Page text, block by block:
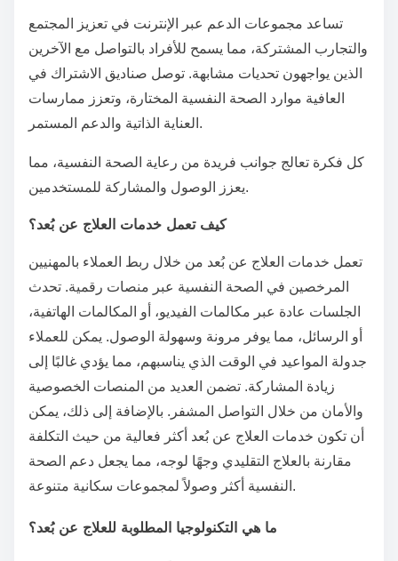
تساعد مجموعات الدعم عبر الإنترنت في تعزيز المجتمع
والتجارب المشتركة، مما يسمح للأفراد بالتواصل مع الآخرين
الذين يواجهون تحديات مشابهة. توصل صناديق الاشتراك في
العافية موارد الصحة النفسية المختارة، وتعزز ممارسات
العناية الذاتية والدعم المستمر.
كل فكرة تعالج جوانب فريدة من رعاية الصحة النفسية، مما
يعزز الوصول والمشاركة للمستخدمين.
كيف تعمل خدمات العلاج عن بُعد؟
تعمل خدمات العلاج عن بُعد من خلال ربط العملاء بالمهنيين
المرخصين في الصحة النفسية عبر منصات رقمية. تحدث
الجلسات عادة عبر مكالمات الفيديو، أو المكالمات الهاتفية،
أو الرسائل، مما يوفر مرونة وسهولة الوصول. يمكن للعملاء
جدولة المواعيد في الوقت الذي يناسبهم، مما يؤدي غالبًا إلى
زيادة المشاركة. تضمن العديد من المنصات الخصوصية
والأمان من خلال التواصل المشفر. بالإضافة إلى ذلك، يمكن
أن تكون خدمات العلاج عن بُعد أكثر فعالية من حيث التكلفة
مقارنة بالعلاج التقليدي وجهًا لوجه، مما يجعل دعم الصحة
النفسية أكثر وصولاً لمجموعات سكانية متنوعة.
ما هي التكنولوجيا المطلوبة للعلاج عن بُعد؟